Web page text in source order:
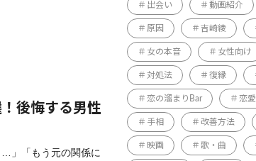
後悔する男性
」「もう元の関係に
出会い 動画紹介
原因 吉崎綾
女の本音 女性向け
対処法 復縁
恋の溜まりBar 恋愛
手相 改善方法
映画 歌・曲